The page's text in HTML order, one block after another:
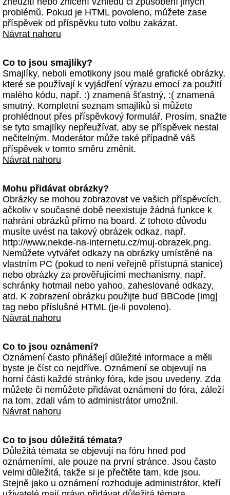
problémů. Pokud je HTML povoleno, můžete zase
příspěvek od příspěvku tuto volbu zakázat.
Návrat nahoru
Co to jsou smajlíky?
Smajlíky, neboli emotikony jsou malé grafické obrázky,
které se používají k vyjádření výrazu emocí za použití
malého kódu, např. :) znamená šťastný, :( znamená
smutný. Kompletní seznam smajlíků si můžete
prohlédnout přes příspěvkový formulář. Prosím, snažte
se tyto smajlíky nepřeužívat, aby se příspěvek nestal
nečitelným. Moderátor může také případně váš
příspěvek v tomto směru změnit.
Návrat nahoru
Mohu přidávat obrázky?
Obrázky se mohou zobrazovat ve vašich příspěvcích,
ačkoliv v současné době neexistuje žádná funkce k
nahrání obrázků přímo na board. Z tohoto důvodu
musíte uvést na takový obrázek odkaz, např.
http://www.nekde-na-internetu.cz/muj-obrazek.png.
Nemůžete vytvářet odkazy na obrázky umístěné na
vlastním PC (pokud to není veřejně přístupná stanice)
nebo obrázky za prověřujícími mechanismy, např.
schránky hotmail nebo yahoo, zaheslované odkazy,
atd. K zobrazení obrázku použijte buď BBCode [img]
tag nebo příslušné HTML (je-li povoleno).
Návrat nahoru
Co to jsou oznámení?
Oznámení často přinášejí důležité informace a měli
byste je číst co nejdříve. Oznámení se objevují na
horní části každé stránky fóra, kde jsou uvedeny. Zda
můžete či nemůžete přidávat oznámení do fóra, záleží
na tom, zdali vám to administrátor umožnil.
Návrat nahoru
Co to jsou důležitá témata?
Důležitá témata se objevují na fóru hned pod
oznámeními, ale pouze na první stránce. Jsou často
velmi důležitá, takže si je přečtěte tam, kde jsou.
Stejně jako u oznámení rozhoduje administrátor, kteří